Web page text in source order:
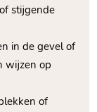
stijgende
in de gevel of
wijzen op
of